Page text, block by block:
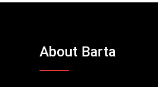
About Barta